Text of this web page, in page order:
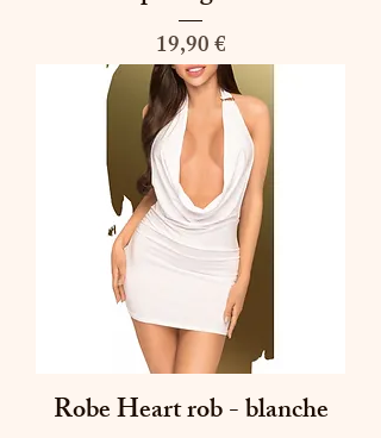
Prix
19,90 €
Robe Heart rob - blanche